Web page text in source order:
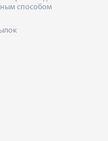
способом